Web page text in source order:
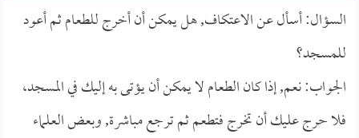
السؤال: أسأل عن الاعتكاف, هل يمكن أن أخرج للطعام ثم أعود
للمسجد؟
الجواب: نعم, إذا كان الطعام لا يمكن أن يؤتى به إليك في المسجد،
فلا حرج عليك أن تخرج فتطعم ثم ترجع مباشرة, وبعض العلماء